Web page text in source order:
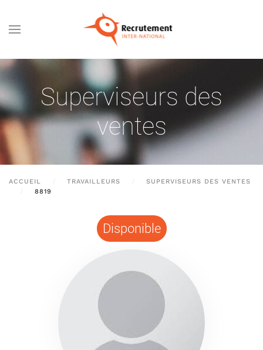
Passer au contenu principal
Superviseurs des
ventes
ACCUEIL TRAVAILLEURS
SUPERVISEURS DES VENTES
8819
Disponible